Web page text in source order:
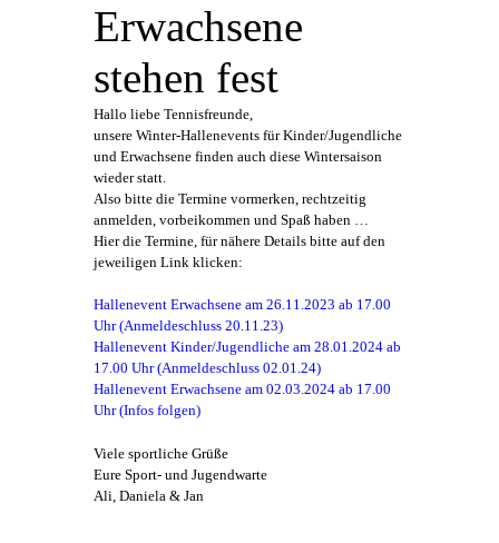
Erwachsene
stehen fest
Hallo liebe Tennisfreunde,
unsere Winter-Hallenevents für Kinder/Jugendliche
und Erwachsene finden auch diese Wintersaison
wieder statt.
Also bitte die Termine vormerken, rechtzeitig
anmelden, vorbeikommen und Spaß haben …
Hier die Termine, für nähere Details bitte auf den
jeweiligen Link klicken:
Hallenevent Erwachsene am 26.11.2023 ab 17.00
Uhr (Anmeldeschluss 20.11.23)
Hallenevent Kinder/Jugendliche am 28.01.2024 ab
17.00 Uhr (Anmeldeschluss 02.01.24)
Hallenevent Erwachsene am 02.03.2024 ab 17.00
Uhr (Infos folgen)
Viele sportliche Grüße
Eure Sport- und Jugendwarte
Ali, Daniela & Jan